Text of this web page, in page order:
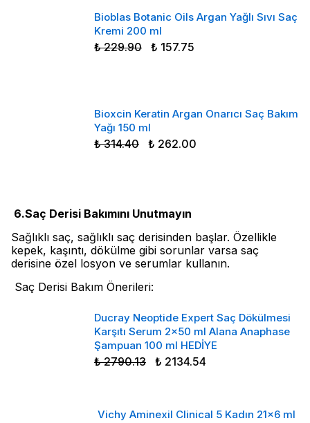
Bioblas Botanic Oils Argan Yağlı Sıvı Saç
Kremi 200 ml
₺ 229.90 ₺ 157.75
Bioxcin Keratin Argan Onarıcı Saç Bakım
Yağı 150 ml
₺ 314.40 ₺ 262.00
6.Saç Derisi Bakımını Unutmayın
Sağlıklı saç, sağlıklı saç derisinden başlar. Özellikle
kepek, kaşıntı, dökülme gibi sorunlar varsa saç
derisine özel losyon ve serumlar kullanın.
Saç Derisi Bakım Önerileri:
Ducray Neoptide Expert Saç Dökülmesi
Karşıtı Serum 2x50 ml Alana Anaphase
Şampuan 100 ml HEDİYE
₺ 2790.13 ₺ 2134.54
Vichy Aminexil Clinical 5 Kadın 21x6 ml